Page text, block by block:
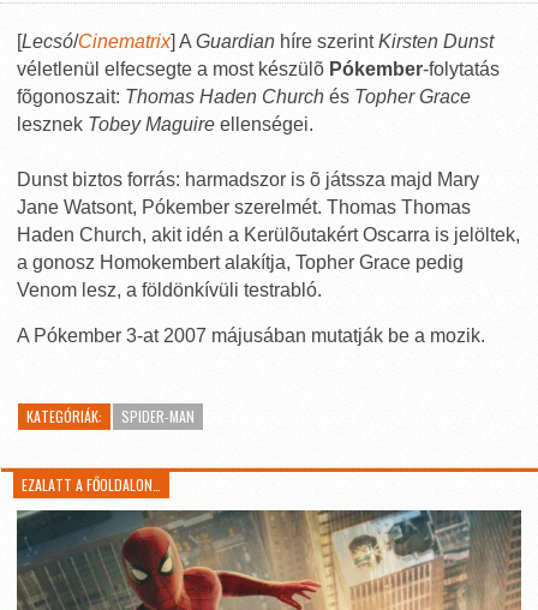
[Lecsó/Cinematrix] A Guardian híre szerintKirsten Dunst
véletlenül elfecsegte a most készülõ Pókember-folytatás
fõgonoszait: Thomas Haden Church és Topher Grace
lesznek Tobey Maguire ellenségei.
Dunst biztos forrás: harmadszor is õ játssza majd Mary
Jane Watsont, Pókember szerelmét. Thomas Thomas
Haden Church, akit idén a Kerülõutakért Oscarra is jelöltek,
a gonosz Homokembert alakítja, Topher Grace pedig
Venom lesz, a földönkívüli testrabló.
A Pókember 3-at 2007 májusában mutatják be a mozik.
KATEGÓRIÁK: SPIDER-MAN
EZALATT A FŐOLDALON…